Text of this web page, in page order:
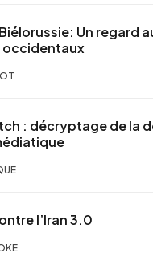
Un regard
occidentaux
: décryptage de la
l’Iran 3.0